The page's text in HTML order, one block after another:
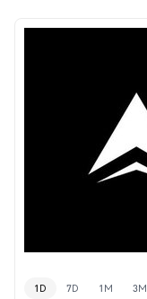
1D 7D 1M 3M